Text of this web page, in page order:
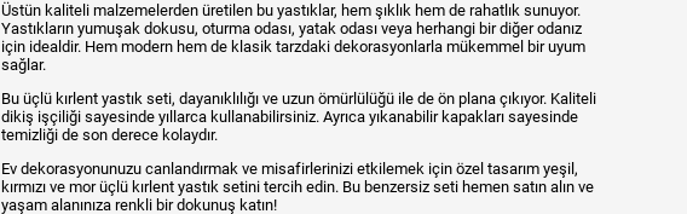
Üstün kaliteli malzemelerden üretilen bu yastıklar, hem şıklık hem de rahatlık sunuyor.
Yastıkların yumuşak dokusu, oturma odası, yatak odası veya herhangi bir diğer odanız
için idealdir. Hem modern hem de klasik tarzdaki dekorasyonlarla mükemmel bir uyum
sağlar.
Bu üçlü kırlent yastık seti, dayanıklılığı ve uzun ömürlülüğü ile de ön plana çıkıyor. Kaliteli
dikiş işçiliği sayesinde yıllarca kullanabilirsiniz. Ayrıca yıkanabilir kapakları sayesinde
temizliği de son derece kolaydır.
Ev dekorasyonunuzu canlandırmak ve misafirlerinizi etkilemek için özel tasarım yeşil,
kırmızı ve mor üçlü kırlent yastık setini tercih edin. Bu benzersiz seti hemen satın alın ve
yaşam alanınıza renkli bir dokunuş katın!